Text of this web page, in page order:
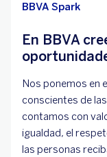
BBVA Spark
En BBVA
Nos ponemos en
conscientes de
contamos con
igualdad, el
las personas